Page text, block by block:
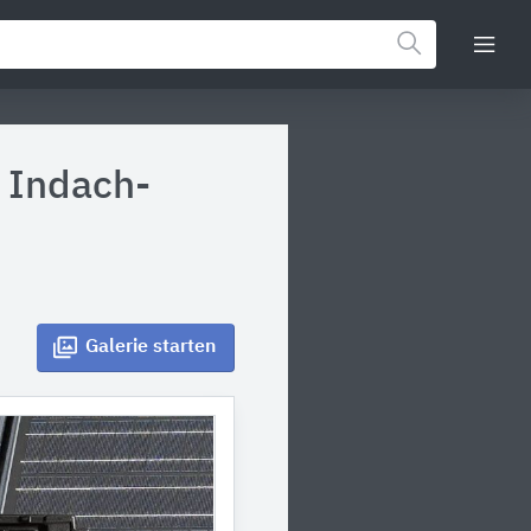
Indach-
Galerie starten